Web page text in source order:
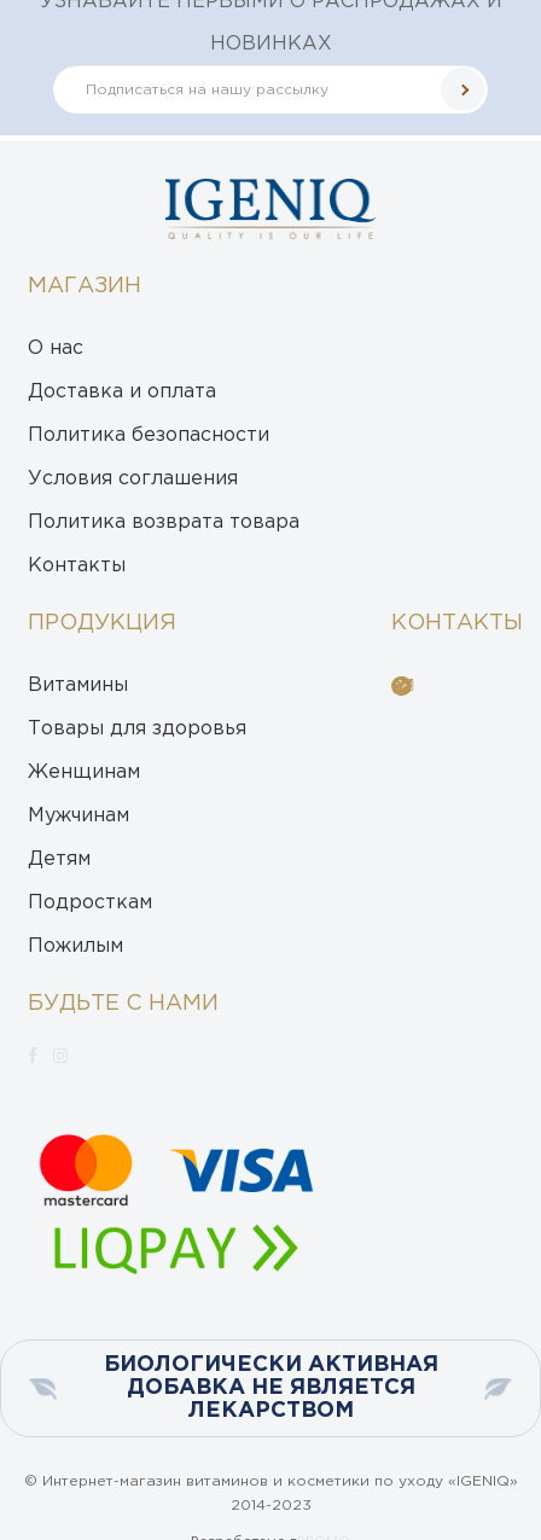
НОВИНКАХ
МАГАЗИН
О нас
Доставка и оплата
Политика безопасности
Условия соглашения
Политика возврата товара
Контакты
ПРОДУКЦИЯ
Витамины
Товары для здоровья
Женщинам
Мужчинам
Детям
Подросткам
Пожилым
КОНТАКТЫ
БУДЬТЕ С НАМИ
БИОЛОГИЧЕСКИ АКТИВНАЯ
ДОБАВКА НЕ ЯВЛЯЕТСЯ
ЛЕКАРСТВОМ
© Интернет-магазин витаминов и косметики по уходу «IGENIQ»
2014-2023